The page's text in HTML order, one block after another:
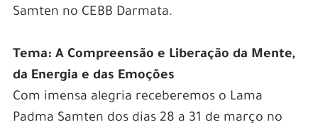
Samten no CEBB Darmata.
Tema: A Compreensão e Liberação da Mente,
da Energia e das Emoções
Com imensa alegria receberemos o Lama
Padma Samten dos dias 28 a 31 de março no